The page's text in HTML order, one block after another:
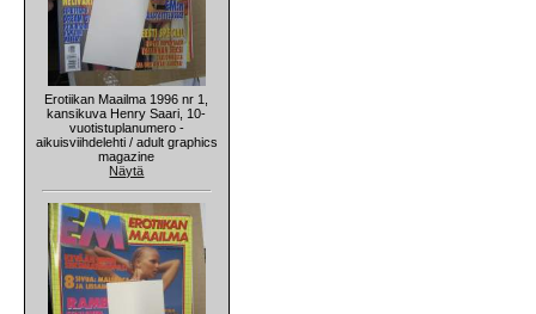
Erotiikan Maailma 1996 nr 1,
kansikuva Henry Saari, 10-
vuotistuplanumero -
aikuisviihdelehti / adult graphics
magazine
Näytä